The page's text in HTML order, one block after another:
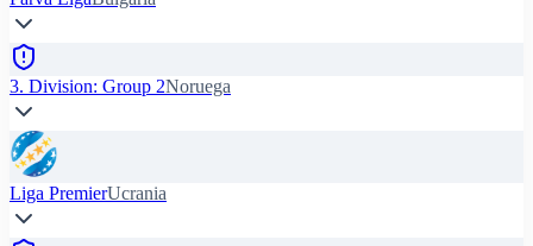
3. Division: Group 2Noruega
Liga PremierUcrania